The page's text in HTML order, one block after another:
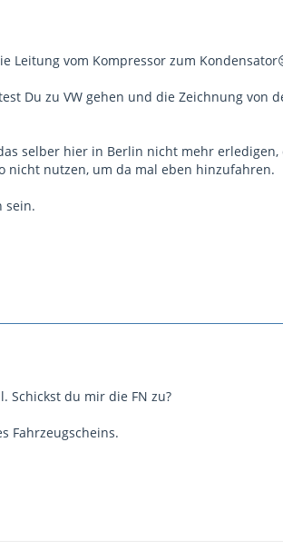
Leitung vom Kompressor zum
Du zu VW gehen und die Zeichnung von
selber hier in Berlin nicht mehr
nicht nutzen, um da mal eben hinzufahren.
sein.
Schickst du mir die FN zu?
Fahrzeugscheins.